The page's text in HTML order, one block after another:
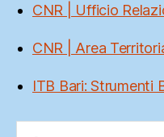
CNR | Ufficio
CNR | Area
ITB Bari: Strumenti